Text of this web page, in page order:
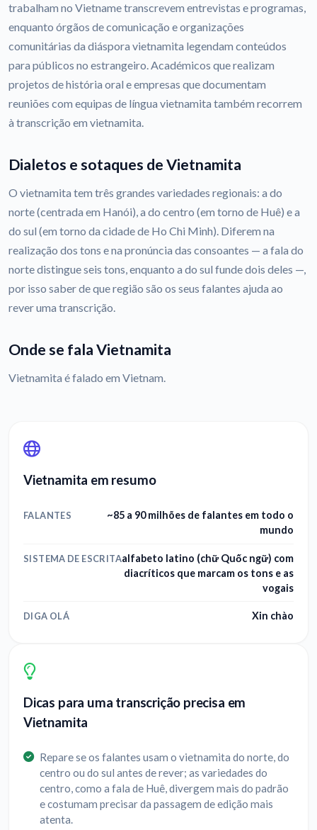
trabalham no Vietname transcrevem entrevistas e programas,
enquanto órgãos de comunicação e organizações
comunitárias da diáspora vietnamita legendam conteúdos
para públicos no estrangeiro. Académicos que realizam
projetos de história oral e empresas que documentam
reuniões com equipas de língua vietnamita também recorrem
à transcrição em vietnamita.
Dialetos e sotaques de Vietnamita
O vietnamita tem três grandes variedades regionais: a do
norte (centrada em Hanói), a do centro (em torno de Huê) e a
do sul (em torno da cidade de Ho Chi Minh). Diferem na
realização dos tons e na pronúncia das consoantes — a fala do
norte distingue seis tons, enquanto a do sul funde dois deles —,
por isso saber de que região são os seus falantes ajuda ao
rever uma transcrição.
Onde se fala Vietnamita
Vietnamita é falado em Vietnam.
Vietnamita em resumo
FALANTES
~85 a 90 milhões de falantes em todo o
mundo
SISTEMA DE ESCRITAalfabeto latino (chữ Quốc ngữ) com
diacríticos que marcam os tons e as
vogais
DIGA OLÁ Xin chào
Dicas para uma transcrição precisa em
Vietnamita
Repare se os falantes usam o vietnamita do norte, do
centro ou do sul antes de rever; as variedades do
centro, como a fala de Huê, divergem mais do padrão
e costumam precisar da passagem de edição mais
atenta.